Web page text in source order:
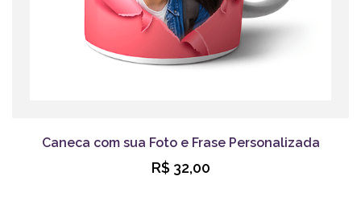
Caneca com sua Foto e Frase Personalizada
R$ 32,00